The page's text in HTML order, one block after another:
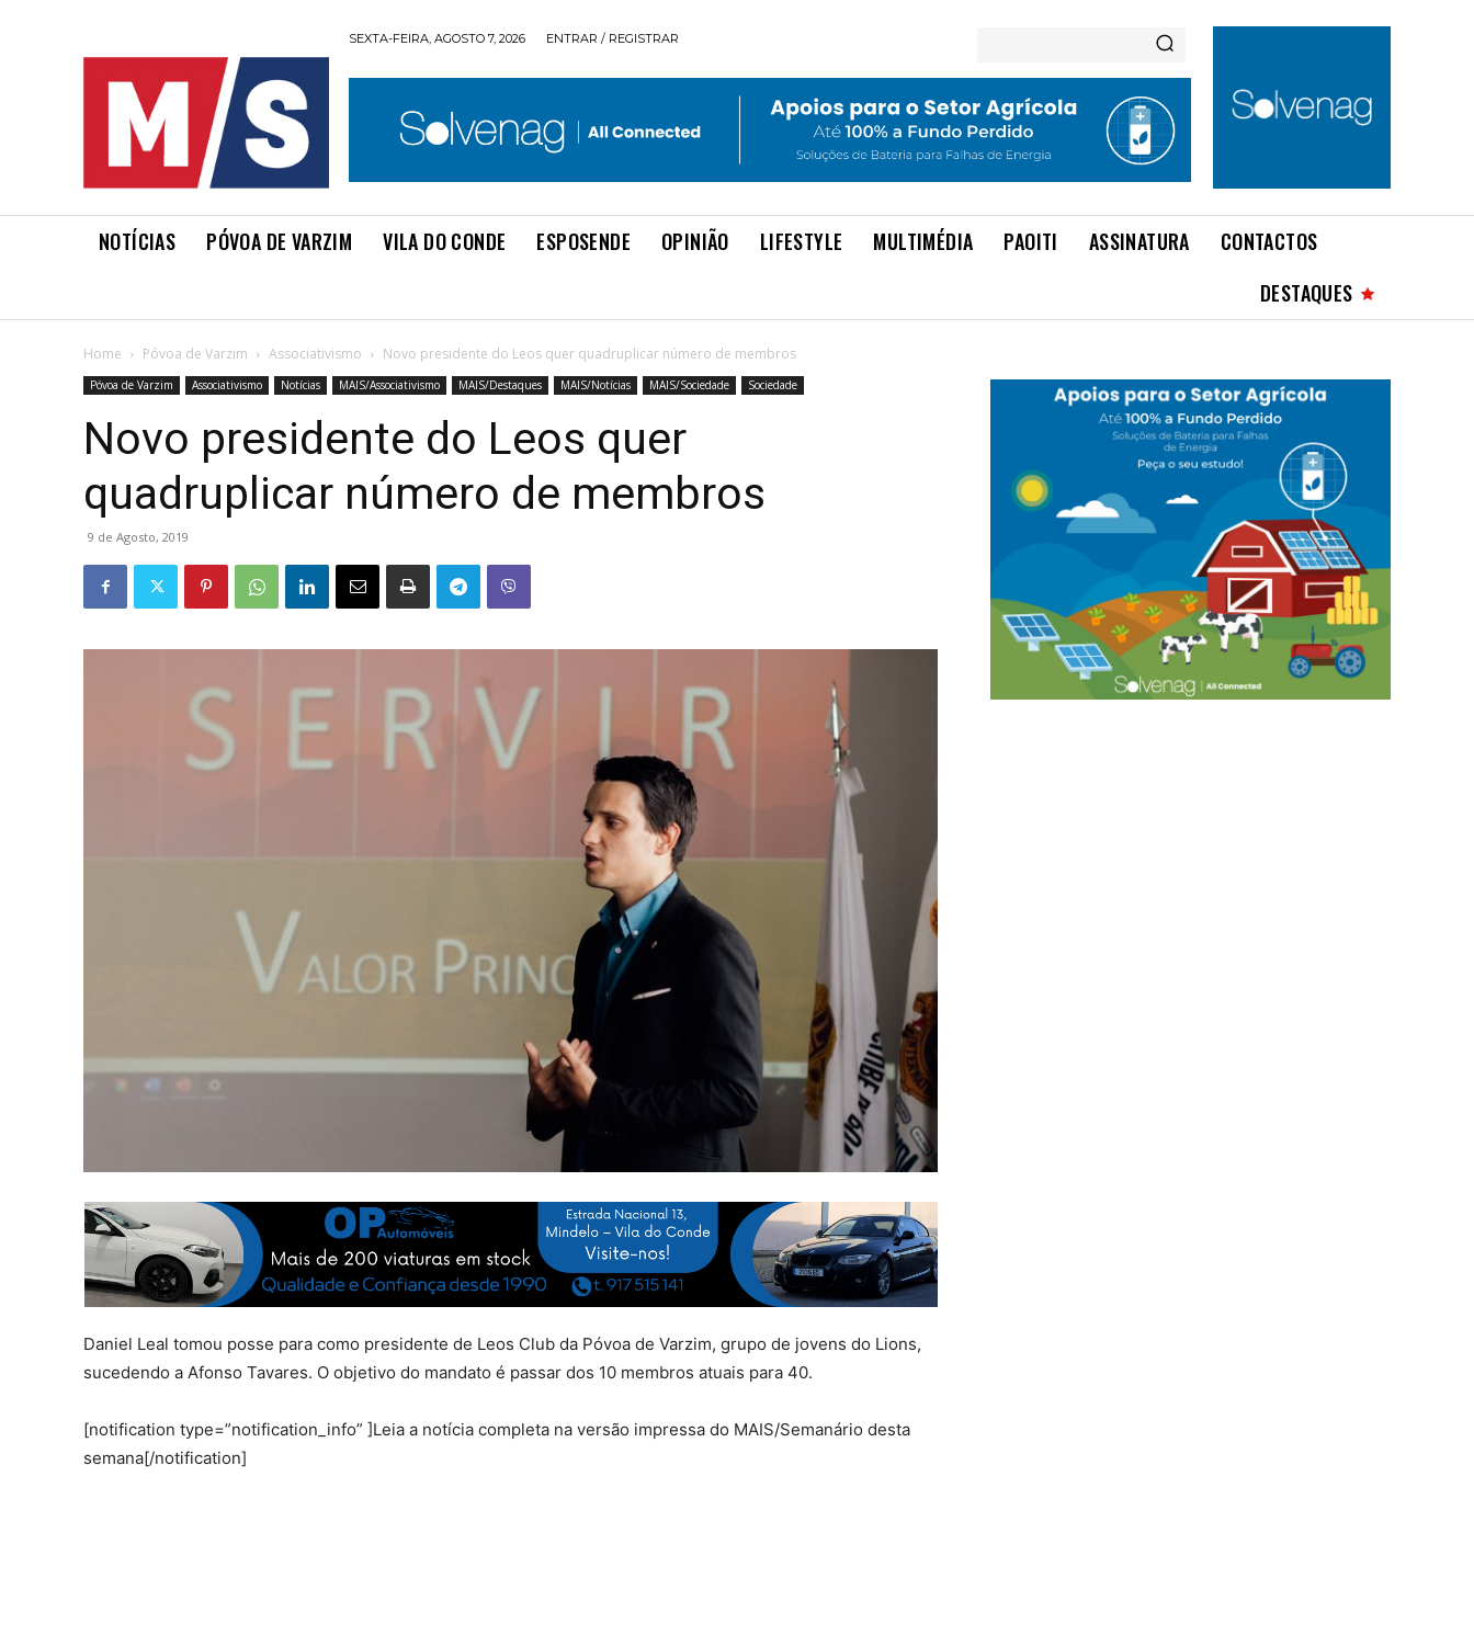
SEXTA-FEIRA, AGOSTO 7, 2026 ENTRAR / REGISTRAR
NOTÍCIAS PÓVOA DE VARZIM VILA DO CONDE ESPOSENDE OPINIÃO LIFESTYLE MULTIMÉDIA PAOITI ASSINATURA
CONTACTOS
DESTAQUES
Home Póvoa de Varzim Associativismo Novo presidente do Leos quer quadruplicar número de membros
Póvoa de Varzim Associativismo Notícias MAIS/Associativismo MAIS/Destaques MAIS/Notícias MAIS/Sociedade Sociedade
Novo presidente do Leos quer
quadruplicar número de membros
9 de Agosto, 2019
Daniel Leal tomou posse para como presidente de Leos Club da Póvoa de Varzim, grupo de jovens do Lions,
sucedendo a Afonso Tavares. O objetivo do mandato é passar dos 10 membros atuais para 40.
[notification type=”notification_info” ]Leia a notícia completa na versão impressa do MAIS/Semanário desta
semana[/notification]